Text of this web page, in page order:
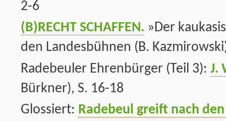
2-6
(B)RECHT SCHAFFEN. »Der
den Landesbühnen (B.
Radebeuler Ehrenbürger (Teil 3): J.
Bürkner), S. 16-18
Glossiert: Radebeul greift nach